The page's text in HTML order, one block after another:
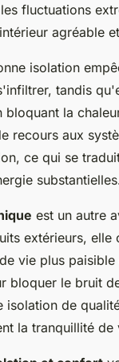
fluctuations
agréable
isolation
tandis
bloquant la
recours aux
ce qui se
est un autre
extérieurs, elle
vie plus
bloquer le bruit
isolation de
la tranquillité de